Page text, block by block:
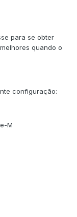
para se obter
quando o
configuração:
M